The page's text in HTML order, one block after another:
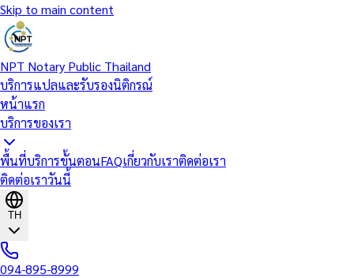
Skip to main content
NPT Notary Public Thailand
บริการแปลและรับรองนิติกรณ์
หน้าแรก
บริการของเรา
พื้นที่บริการขั้นตอนFAQเกี่ยวกับเราติดต่อเรา
ติดต่อเราวันนี้
TH
094-895-8999